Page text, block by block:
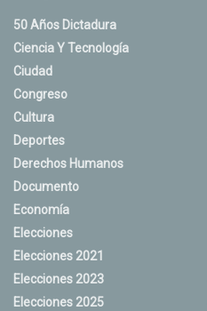
50 Años Dictadura
Ciencia Y Tecnología
Ciudad
Congreso
Cultura
Deportes
Derechos Humanos
Documento
Economía
Elecciones
Elecciones 2021
Elecciones 2023
Elecciones 2025